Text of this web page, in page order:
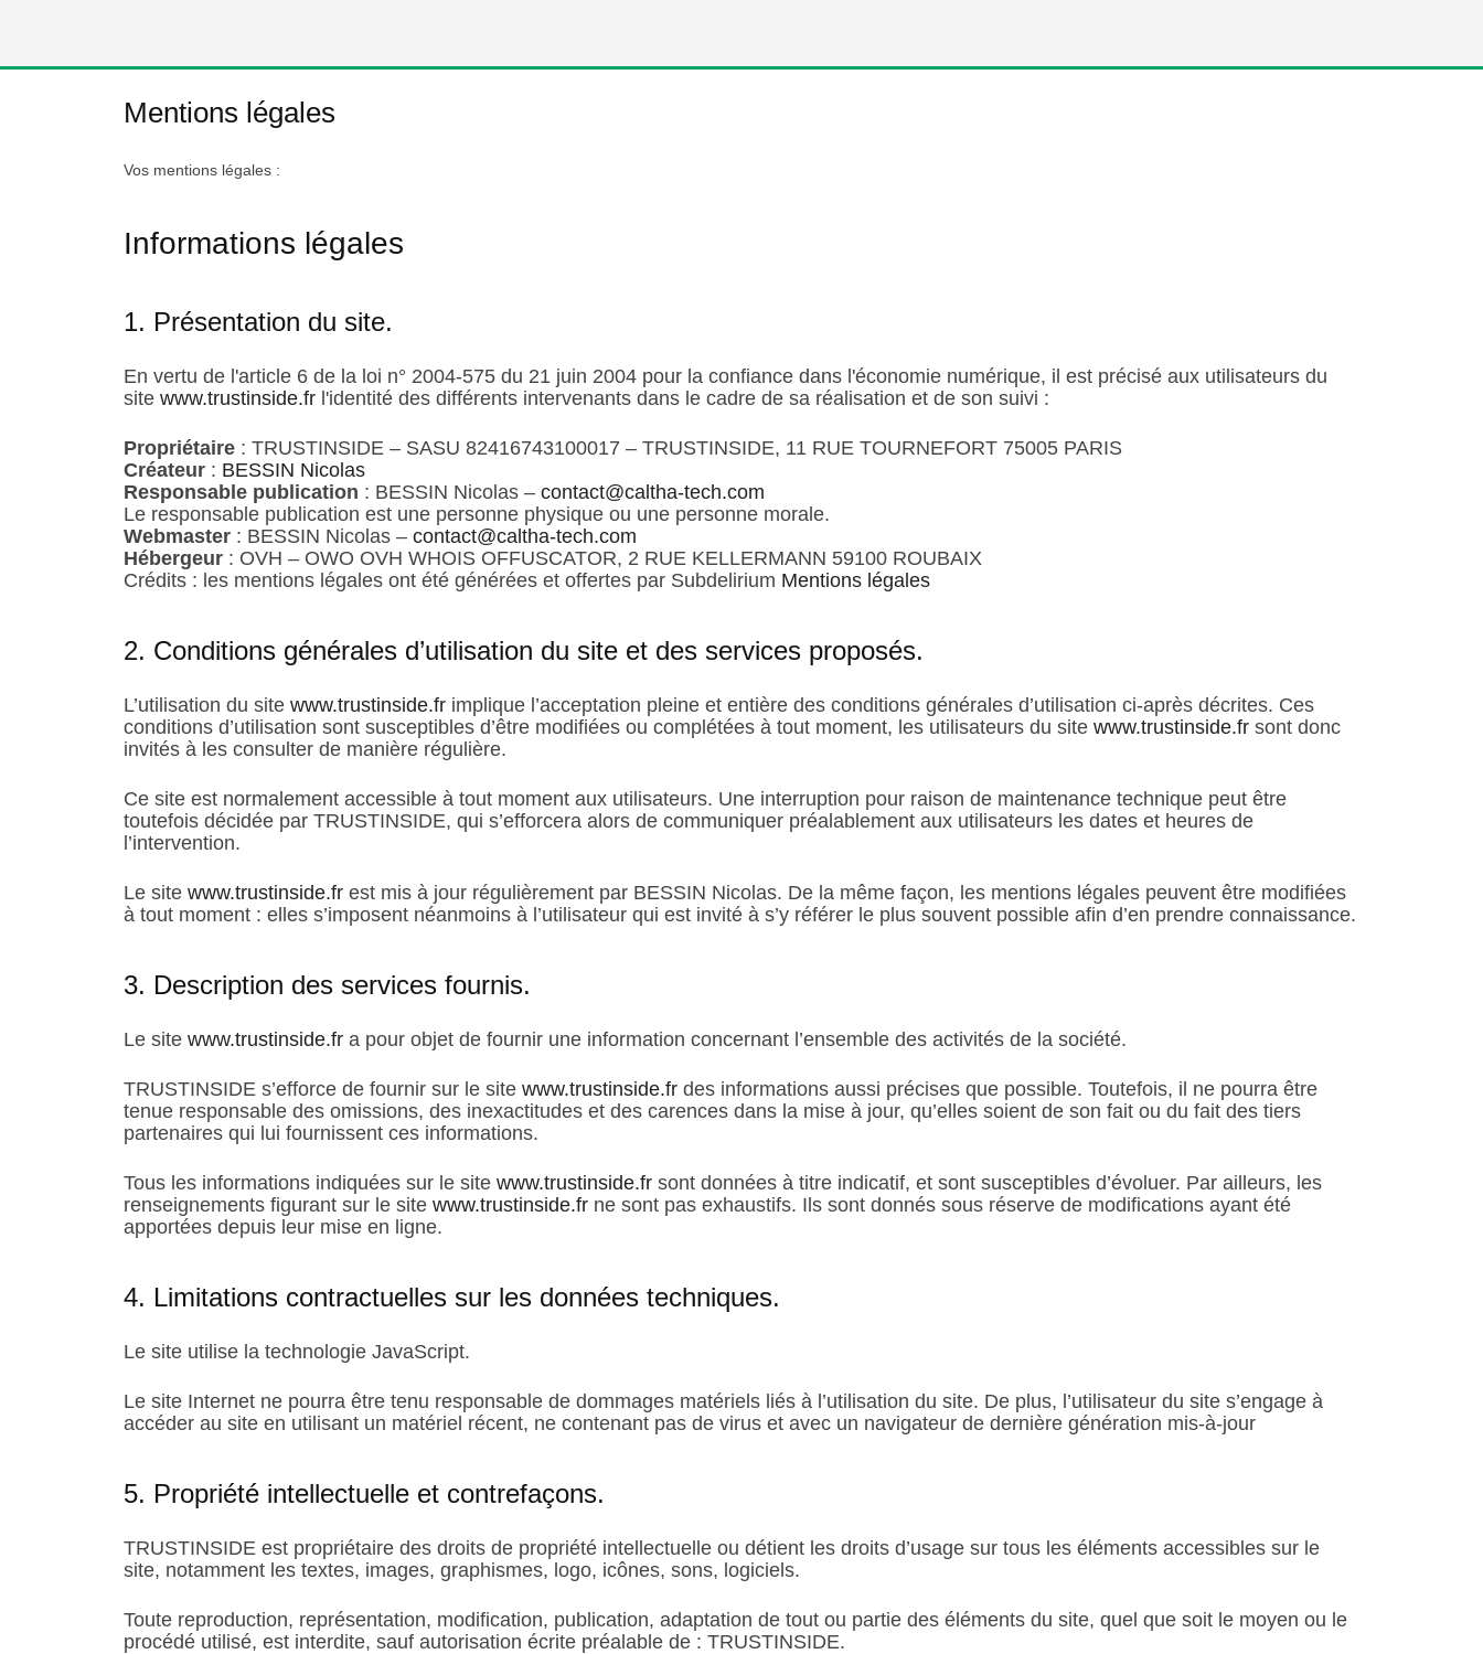
Mentions légales
Vos mentions légales :
Informations légales
1. Présentation du site.
En vertu de l'article 6 de la loi n° 2004-575 du 21 juin 2004 pour la confiance dans l'économie numérique, il est précisé aux utilisateurs du
site www.trustinside.fr l'identité des différents intervenants dans le cadre de sa réalisation et de son suivi :
Propriétaire : TRUSTINSIDE – SASU 82416743100017 – TRUSTINSIDE, 11 RUE TOURNEFORT 75005 PARIS
Créateur : BESSIN Nicolas
Responsable publication : BESSIN Nicolas – contact@caltha-tech.com
Le responsable publication est une personne physique ou une personne morale.
Webmaster : BESSIN Nicolas – contact@caltha-tech.com
Hébergeur : OVH – OWO OVH WHOIS OFFUSCATOR, 2 RUE KELLERMANN 59100 ROUBAIX
Crédits : les mentions légales ont été générées et offertes par Subdelirium Mentions légales
2. Conditions générales d’utilisation du site et des services proposés.
L’utilisation du site www.trustinside.fr implique l’acceptation pleine et entière des conditions générales d’utilisation ci-après décrites. Ces
conditions d’utilisation sont susceptibles d’être modifiées ou complétées à tout moment, les utilisateurs du site www.trustinside.fr sont donc
invités à les consulter de manière régulière.
Ce site est normalement accessible à tout moment aux utilisateurs. Une interruption pour raison de maintenance technique peut être
toutefois décidée par TRUSTINSIDE, qui s’efforcera alors de communiquer préalablement aux utilisateurs les dates et heures de
l’intervention.
Le site www.trustinside.fr est mis à jour régulièrement par BESSIN Nicolas. De la même façon, les mentions légales peuvent être modifiées
à tout moment : elles s’imposent néanmoins à l’utilisateur qui est invité à s’y référer le plus souvent possible afin d’en prendre connaissance.
3. Description des services fournis.
Le site www.trustinside.fr a pour objet de fournir une information concernant l’ensemble des activités de la société.
TRUSTINSIDE s’efforce de fournir sur le site www.trustinside.fr des informations aussi précises que possible. Toutefois, il ne pourra être
tenue responsable des omissions, des inexactitudes et des carences dans la mise à jour, qu’elles soient de son fait ou du fait des tiers
partenaires qui lui fournissent ces informations.
Tous les informations indiquées sur le site www.trustinside.fr sont données à titre indicatif, et sont susceptibles d’évoluer. Par ailleurs, les
renseignements figurant sur le site www.trustinside.fr ne sont pas exhaustifs. Ils sont donnés sous réserve de modifications ayant été
apportées depuis leur mise en ligne.
4. Limitations contractuelles sur les données techniques.
Le site utilise la technologie JavaScript.
Le site Internet ne pourra être tenu responsable de dommages matériels liés à l’utilisation du site. De plus, l’utilisateur du site s’engage à
accéder au site en utilisant un matériel récent, ne contenant pas de virus et avec un navigateur de dernière génération mis-à-jour
5. Propriété intellectuelle et contrefaçons.
TRUSTINSIDE est propriétaire des droits de propriété intellectuelle ou détient les droits d’usage sur tous les éléments accessibles sur le
site, notamment les textes, images, graphismes, logo, icônes, sons, logiciels.
Toute reproduction, représentation, modification, publication, adaptation de tout ou partie des éléments du site, quel que soit le moyen ou le
procédé utilisé, est interdite, sauf autorisation écrite préalable de : TRUSTINSIDE.